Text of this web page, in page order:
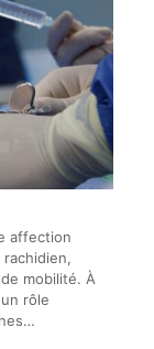
affection
mobilité. À
rôle